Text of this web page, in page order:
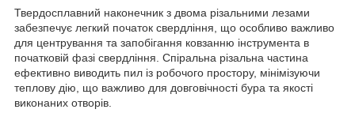
Твердосплавний наконечник з двома різальними лезами
забезпечує легкий початок свердління, що особливо важливо
для центрування та запобігання ковзанню інструмента в
початковій фазі свердління. Спіральна різальна частина
ефективно виводить пил із робочого простору, мінімізуючи
теплову дію, що важливо для довговічності бура та якості
виконаних отворів.